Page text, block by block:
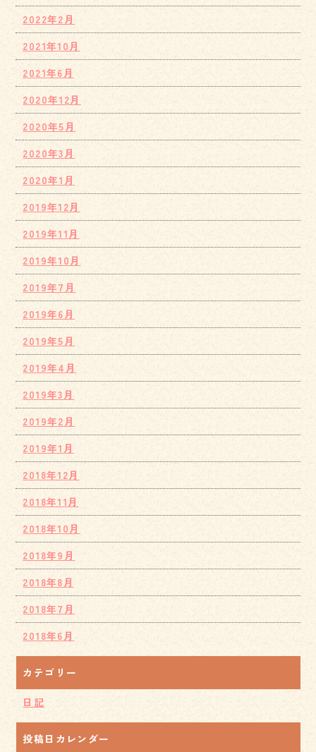
2022年2月
2021年10月
2021年6月
2020年12月
2020年5月
2020年3月
2020年1月
2019年12月
2019年11月
2019年10月
2019年7月
2019年6月
2019年5月
2019年4月
2019年3月
2019年2月
2019年1月
2018年12月
2018年11月
2018年10月
2018年9月
2018年8月
2018年7月
2018年6月
カテゴリー
日記
投稿日カレンダー